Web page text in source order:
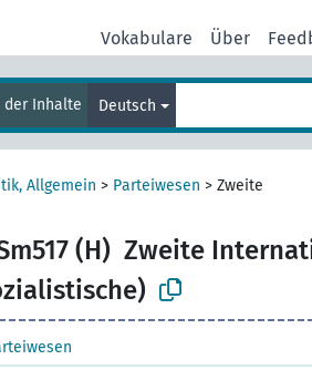
Vokabulare Über
der Inhalte Deutsch
Allgemein > Parteiwesen > Zweite
(H) Zweite